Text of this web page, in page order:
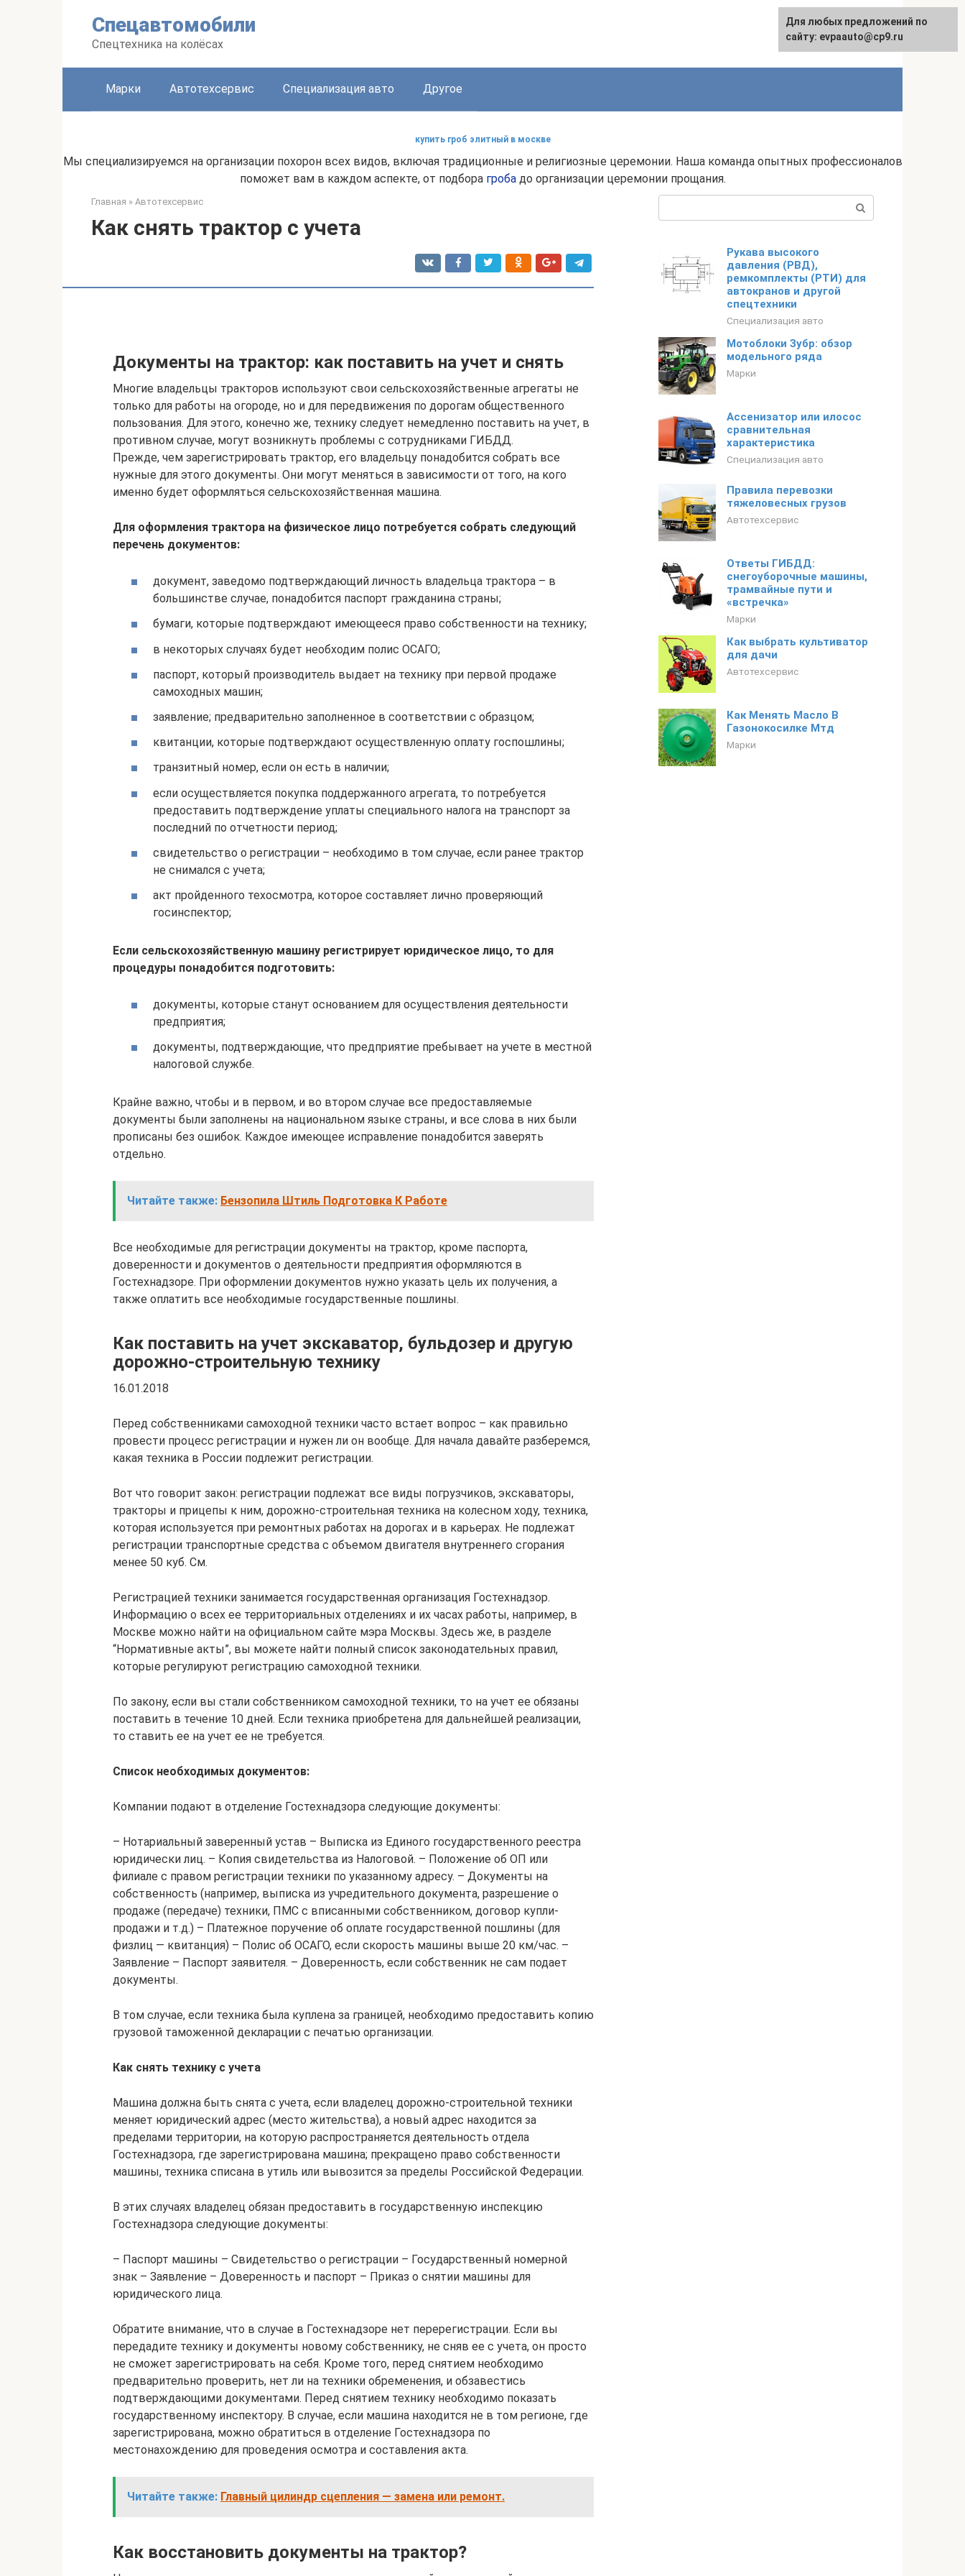
Спецавтомобили
Спецтехника на колёсах
English
Марки Автотехсервис Специализация авто Другое
купить гроб элитный в москве
Мы специализируемся на организации похорон всех видов, включая традиционные и религиозные церемонии. Наша команда опытных профессионалов
поможет вам в каждом аспекте, от подбора гробадо организации церемонии прощания.
Главная » Автотехсервис
Как снять трактор с учета
Документы на трактор: как поставить на учет и снять
Многие владельцы тракторов используют свои сельскохозяйственные агрегаты не
только для работы на огороде, но и для передвижения по дорогам общественного
пользования. Для этого, конечно же, технику следует немедленно поставить на учет, в
противном случае, могут возникнуть проблемы с сотрудниками ГИБДД.
Прежде, чем зарегистрировать трактор, его владельцу понадобится собрать все
нужные для этого документы. Они могут меняться в зависимости от того, на кого
именно будет оформляться сельскохозяйственная машина.
Для оформления трактора на физическое лицо потребуется собрать следующий
перечень документов:
документ, заведомо подтверждающий личность владельца трактора – в
большинстве случае, понадобится паспорт гражданина страны;
бумаги, которые подтверждают имеющееся право собственности на технику;
в некоторых случаях будет необходим полис ОСАГО;
паспорт, который производитель выдает на технику при первой продаже
самоходных машин;
заявление; предварительно заполненное в соответствии с образцом;
квитанции, которые подтверждают осуществленную оплату госпошлины;
транзитный номер, если он есть в наличии;
если осуществляется покупка поддержанного агрегата, то потребуется
предоставить подтверждение уплаты специального налога на транспорт за
последний по отчетности период;
свидетельство о регистрации – необходимо в том случае, если ранее трактор
не снимался с учета;
акт пройденного техосмотра, которое составляет лично проверяющий
госинспектор;
Если сельскохозяйственную машину регистрирует юридическое лицо, то для
процедуры понадобится подготовить:
документы, которые станут основанием для осуществления деятельности
предприятия;
документы, подтверждающие, что предприятие пребывает на учете в местной
налоговой службе.
Крайне важно, чтобы и в первом, и во втором случае все предоставляемые
документы были заполнены на национальном языке страны, и все слова в них были
прописаны без ошибок. Каждое имеющее исправление понадобится заверять
отдельно.
Читайте также: Бензопила Штиль Подготовка К Работе
Все необходимые для регистрации документы на трактор, кроме паспорта,
доверенности и документов о деятельности предприятия оформляются в
Гостехнадзоре. При оформлении документов нужно указать цель их получения, а
также оплатить все необходимые государственные пошлины.
Как поставить на учет экскаватор, бульдозер и другую
дорожно-строительную технику
16.01.2018
Перед собственниками самоходной техники часто встает вопрос – как правильно
провести процесс регистрации и нужен ли он вообще. Для начала давайте разберемся,
какая техника в России подлежит регистрации.
Вот что говорит закон: регистрации подлежат все виды погрузчиков, экскаваторы,
тракторы и прицепы к ним, дорожно-строительная техника на колесном ходу, техника,
которая используется при ремонтных работах на дорогах и в карьерах. Не подлежат
регистрации транспортные средства с объемом двигателя внутреннего сгорания
менее 50 куб. См.
Регистрацией техники занимается государственная организация Гостехнадзор.
Информацию о всех ее территориальных отделениях и их часах работы, например, в
Москве можно найти на официальном сайте мэра Москвы. Здесь же, в разделе
“Нормативные акты”, вы можете найти полный список законодательных правил,
которые регулируют регистрацию самоходной техники.
По закону, если вы стали собственником самоходной техники, то на учет ее обязаны
поставить в течение 10 дней. Если техника приобретена для дальнейшей реализации,
то ставить ее на учет ее не требуется.
Список необходимых документов:
Компании подают в отделение Гостехнадзора следующие документы:
– Нотариальный заверенный устав – Выписка из Единого государственного реестра
юридически лиц. – Копия свидетельства из Налоговой. – Положение об ОП или
филиале с правом регистрации техники по указанному адресу. – Документы на
собственность (например, выписка из учредительного документа, разрешение о
продаже (передаче) техники, ПМС с вписанными собственником, договор купли-
продажи и т.д.) – Платежное поручение об оплате государственной пошлины (для
физлиц — квитанция) – Полис об ОСАГО, если скорость машины выше 20 км/час. –
Заявление – Паспорт заявителя. – Доверенность, если собственник не сам подает
документы.
В том случае, если техника была куплена за границей, необходимо предоставить копию
грузовой таможенной декларации с печатью организации.
Как снять технику с учета
Машина должна быть снята с учета, если владелец дорожно-строительной техники
меняет юридический адрес (место жительства), а новый адрес находится за
пределами территории, на которую распространяется деятельность отдела
Гостехнадзора, где зарегистрирована машина; прекращено право собственности
машины, техника списана в утиль или вывозится за пределы Российской Федерации.
В этих случаях владелец обязан предоставить в государственную инспекцию
Гостехнадзора следующие документы:
– Паспорт машины – Свидетельство о регистрации – Государственный номерной
знак – Заявление – Доверенность и паспорт – Приказ о снятии машины для
юридического лица.
Обратите внимание, что в случае в Гостехнадзоре нет перерегистрации. Если вы
передадите технику и документы новому собственнику, не сняв ее с учета, он просто
не сможет зарегистрировать на себя. Кроме того, перед снятием необходимо
предварительно проверить, нет ли на техники обременения, и обзавестись
подтверждающими документами. Перед снятием технику необходимо показать
государственному инспектору. В случае, если машина находится не в том регионе, где
зарегистрирована, можно обратиться в отделение Гостехнадзора по
местонахождению для проведения осмотра и составления акта.
Читайте также: Главный цилиндр сцепления — замена или ремонт.
Как восстановить документы на трактор?
Рукава высокого
давления (РВД),
ремкомплекты (РТИ) для
автокранов и другой
спецтехники
Специализация авто
Мотоблоки Зубр: обзор
модельного ряда
Марки
Ассенизатор или илосос
сравнительная
характеристика
Специализация авто
Правила перевозки
тяжеловесных грузов
Автотехсервис
Ответы ГИБДД:
снегоуборочные машины,
трамвайные пути и
«встречка»
Марки
Как выбрать культиватор
для дачи
Автотехсервис
Как Менять Масло В
Газонокосилке Мтд
Марки
Для любых предложений по
сайту: evpaauto@cp9.ru